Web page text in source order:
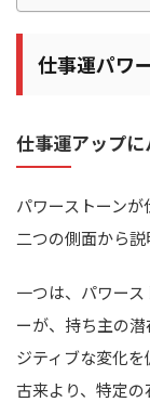
仕事運パワ
仕事運アップ
パワーストーン
二つの側面から説
一つは、パワー
ーが、持ち主の
ジティブな変化を
古来より、特定